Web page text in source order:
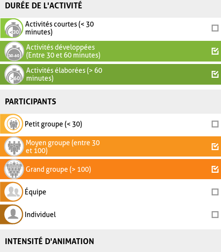
DURÉE DE L'ACTIVITÉ
Activités courtes (< 30
minutes)
Activités développées
(Entre 30 et 60 minutes)
Activités élaborées (> 60
minutes)
PARTICIPANTS
Petit groupe (< 30)
Moyen groupe (entre 30
et 100)
Grand groupe (> 100)
Équipe
Individuel
INTENSITÉ D'ANIMATION